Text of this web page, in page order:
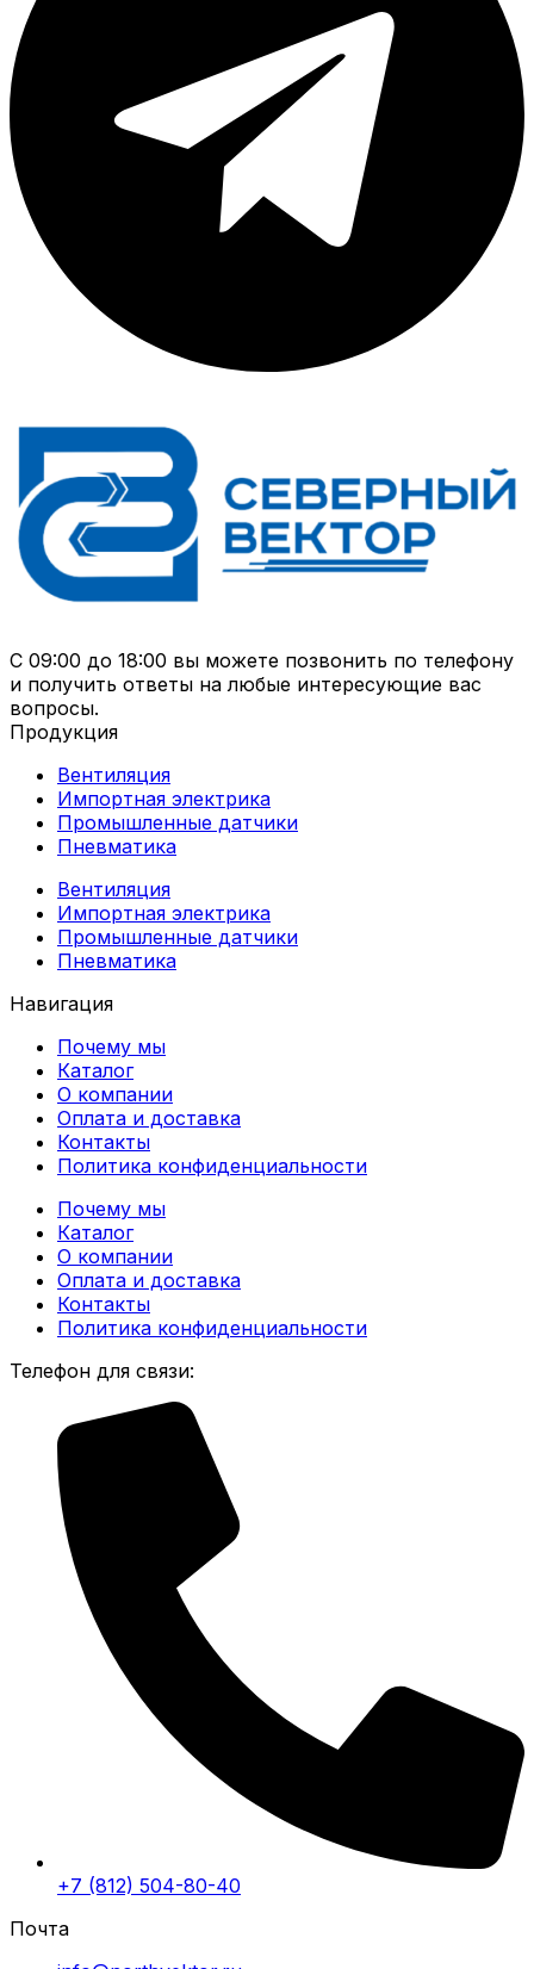
С 09:00 до 18:00 вы можете позвонить по телефону
и получить ответы на любые интересующие вас
вопросы.
Продукция
Вентиляция
Импортная электрика
Промышленные датчики
Пневматика
Вентиляция
Импортная электрика
Промышленные датчики
Пневматика
Навигация
Почему мы
Каталог
О компании
Оплата и доставка
Контакты
Политика конфиденциальности
Почему мы
Каталог
О компании
Оплата и доставка
Контакты
Политика конфиденциальности
Телефон для связи:
+7 (812) 504-80-40
Почта